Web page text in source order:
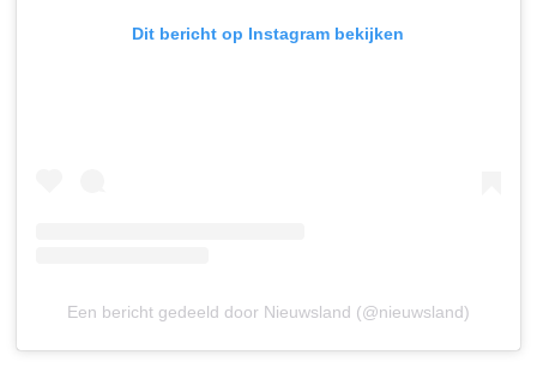
Dit bericht op Instagram bekijken
Een bericht gedeeld door Nieuwsland (@nieuwsland)